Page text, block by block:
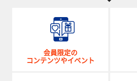
会員限定の
コンテンツやイベント